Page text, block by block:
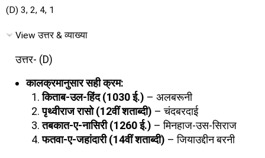
(D) 3, 2, 4, 1
View उत्तर & व्याख्या
उत्तर- (D)
कालक्रमानुसार सही क्रम:
किताब-उल-हिंद (1030 ई.) – अलबरूनी
पृथ्वीराज रासो (12वीं शताब्दी) – चंदबरदाई
तबकात-ए-नासिरी (1260 ई.) – मिनहाज-उस-सिराज
फतवा-ए-जहांदारी (14वीं शताब्दी) – जियाउद्दीन बरनी